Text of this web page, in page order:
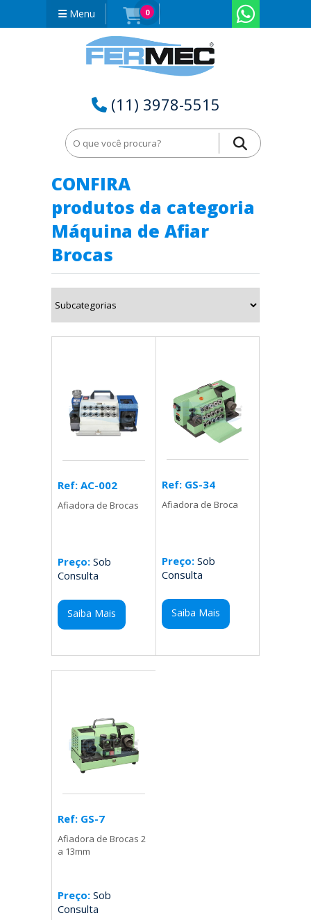
Menu 0
(11) 3978-5515
Home Máquina de Afiar Brocas no Rio Grande do Norte - RN
CONFIRA
produtos da categoria
Máquina de Afiar
Brocas
Ref: AC-002
Afiadora de Brocas
Preço: Sob
Consulta
Saiba Mais
Ref: GS-34
Afiadora de Broca
Preço:Sob
Consulta
Saiba Mais
Ref: GS-7
Afiadora de Brocas 2
a 13mm
Preço: Sob
Consulta